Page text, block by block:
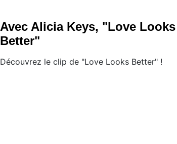
Avec Alicia Keys, "Love Looks
Better"
Découvrez le clip de "Love Looks Better" !